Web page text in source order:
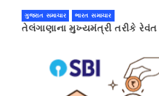
ગુજરાત સમાચાર ભારત સમાચાર
તેલંગાણાના મુખ્યમંત્રી તરીકે રેવંત